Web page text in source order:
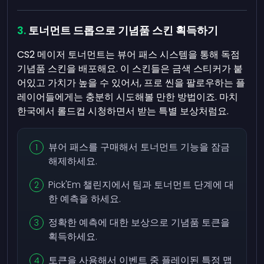
토너먼트 드롭으로 기념품 스킨 획득하기
CS2 메이저 토너먼트는 뷰어 패스 시스템을 통해 독점
기념품 스킨을 배포해요. 이 스킨들은 금색 스티커가 붙
어있고 가치가 높을 수 있어서, 프로 씬을 팔로우하는 플
레이어들에게는 충분히 시도해볼 만한 방법이죠. 마치
한국에서 롤드컵 시청하면서 받는 특별 보상처럼요.
뷰어 패스를 구매해서 토너먼트 기능을 잠금
해제하세요.
Pick'Em 챌린지에서 팀과 토너먼트 단계에 대
한 예측을 하세요.
정확한 예측에 대한 보상으로 기념품 토큰을
획득하세요.
토큰을 사용해서 이벤트 중 플레이된 특정 맵